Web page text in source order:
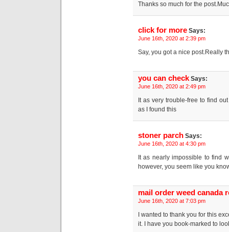
Thanks so much for the
click for more Says:
June 16th, 2020 at 2:39 pm
Say, you got a nice post.Really
you can checkSays:
June 16th, 2020 at 2:49 pm
It as very trouble-free to find
as I found this
stoner parch Says:
June 16th, 2020 at 4:30 pm
It as nearly impossible to find
however, you seem like you
mail order weed canada
June 16th, 2020 at 7:03 pm
I wanted to thank you for this
it. I have you book-marked to